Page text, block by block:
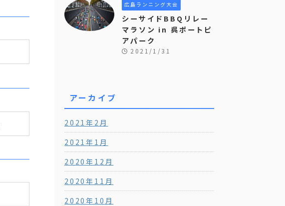
広島ランニング大会
シーサイドBBQリレー
マラソン in 呉ポートピ
アパーク
2021/1/31
アーカイブ
2021年2月
2021年1月
2020年12月
2020年11月
2020年10月